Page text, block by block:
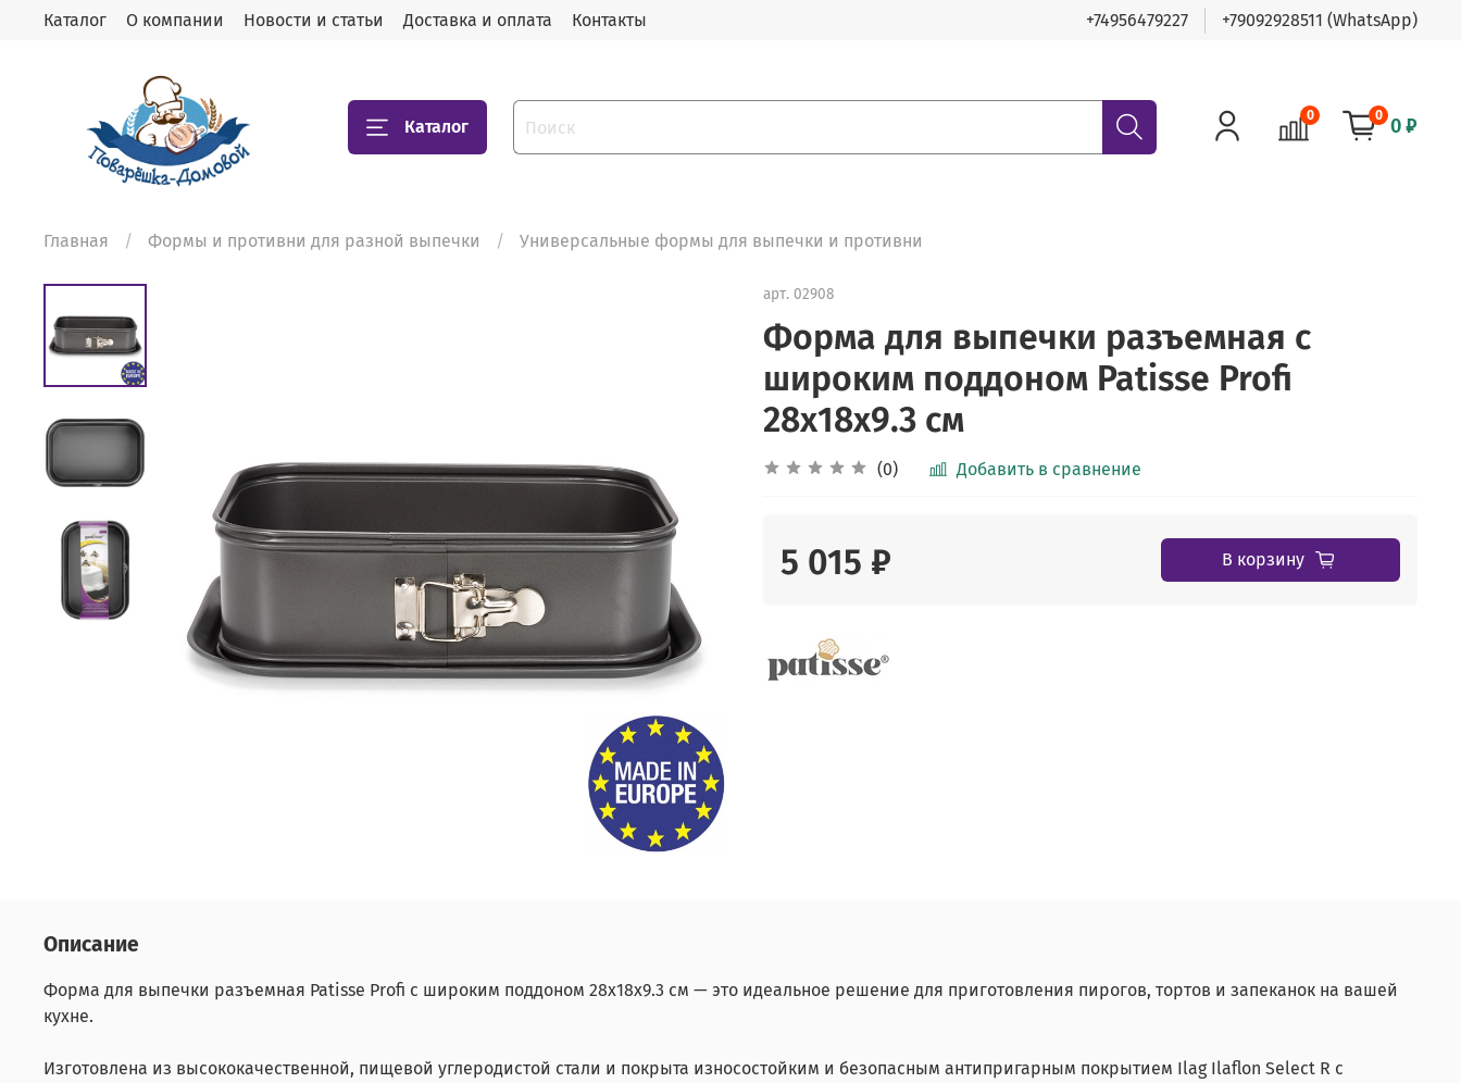
Каталог О компании Новости и статьи Доставка и оплата Контакты +74956479227 +79092928511 (WhatsApp)
Каталог
0 0 0 ₽
Главная Формы и противни для разной выпечки Универсальные формы для выпечки и противни
арт. 02908
Форма для выпечки разъемная с
широким поддоном Patisse Profi
28х18х9.3 см
(0) Добавить в сравнение
5 015 ₽ В корзину
Описание
Форма для выпечки разъемная Patisse Profi с широким поддоном 28х18х9.3 см — это идеальное решение для приготовления пирогов, тортов и запеканок на вашей
кухне.
Изготовлена из высококачественной, пищевой углеродистой стали и покрыта износостойким и безопасным антипригарным покрытием Ilag Ilaflon Select R с